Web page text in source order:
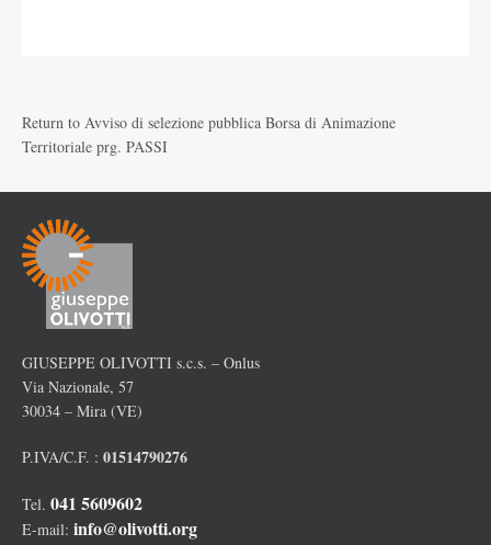
Return to Avviso di selezione pubblica Borsa di Animazione
Territoriale prg. PASSI
GIUSEPPE OLIVOTTI s.c.s. – Onlus
Via Nazionale, 57
30034 – Mira (VE)
P.IVA/C.F. : 01514790276
Tel. 041 5609602
E-mail: info@olivotti.org